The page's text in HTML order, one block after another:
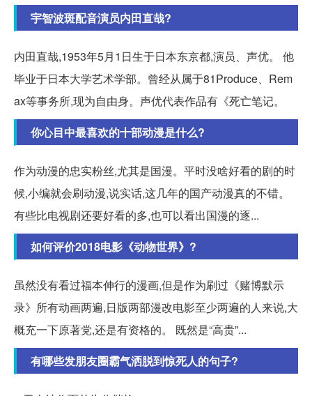
宇智波斑配音演员内田直哉?
内田直哉,1953年5月1日生于日本东京都,演员、声优。 他
毕业于日本大学艺术学部。曾经从属于81Produce、Rem
ax等事务所,现为自由身。声优代表作品有《死亡笔记。
你心目中最喜欢的十部动漫是什么?
作为动漫的忠实粉丝,尤其是国漫。平时没啥好看的剧的时
候,小编就会刷动漫,说实话,这几年的国产动漫真的不错。
有些比电视剧还要好看的多,也可以看出国漫的逐...
如何评价2018电影《动物世界》?
虽然没有看过福本伸行的漫画,但是作为刷过《赌博默示
录》所有动画两遍,日版两部漫改电影至少两遍的人来说,大
概充一下原著党,还是有资格的。 既然是“高贵”...
有哪些发朋友圈霸气洒脱到惊死人的句子?